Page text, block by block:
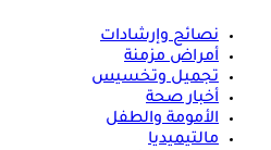
نصائح وإرشادات
أمراض مزمنة
تجميل وتخسيس
أخبار صحة
الأمومة والطفل
مالتيميديا